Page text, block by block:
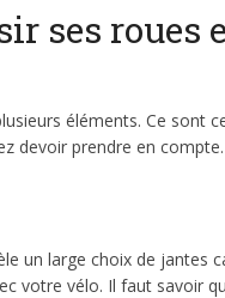
ses roues
éléments. Ce sont
devoir prendre en compte.
un large choix de jantes
votre vélo. Il faut savoir